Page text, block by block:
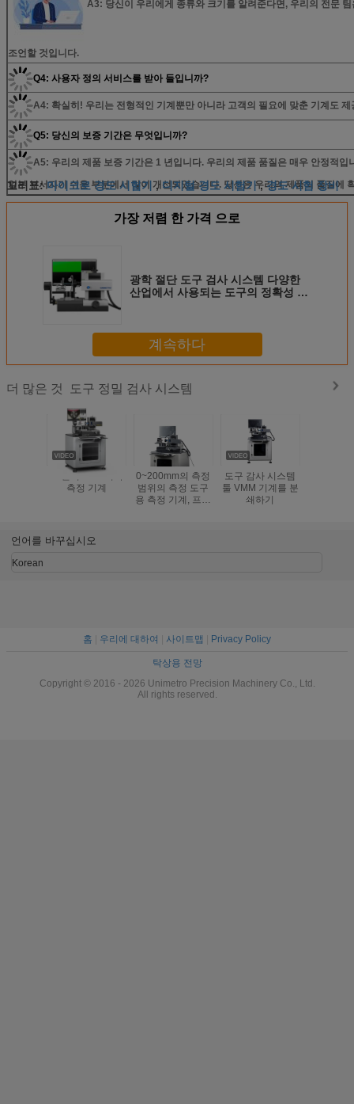
A3: 당신이 우리에게 종류와 크기를 알려준다면, 우리의 전문
조언할 것입니다.
Q4: 사용자 정의 서비스를 받아 들입니까?
A4: 확실히! 우리는 전형적인 기계뿐만 아니라 고객의 필요에 맞춘 기계도 제
Q5: 당신의 보증 기간은 무엇입니까?
A5: 우리의 제품 보증 기간은 1 년입니다. 우리의 제품 품질은 매우 안정적입
일부 부서지기 쉬운 부분에서 많이 개선되었습니다. 당신은 우리의 제품의 품질에
꼬리표:마이크로 경도 시험기,디지털 경도 시험기,경도 시험 장비
가장 저렴 한 가격 으로
광학 절단 도구 검사 시스템 다양한
산업에서 사용되는 도구의 정확성 품
계속하다
더 많은 것 도구 정밀 검사 시스템
24인치 LCD 시각
측정 기계
0~200mm의 측정
범위의 측정 도구
용 측정 기계, 프레
도구 감사 시스템
툴 VMM 기계를 분
쇄하기
언어를 바꾸십시오
Korean
홈 우리에 대하여 사이트맵 Privacy Policy
탁상용 전망
Copyright © 2016 - 2026 Unimetro Precision Machinery Co., Ltd.
All rights reserved.